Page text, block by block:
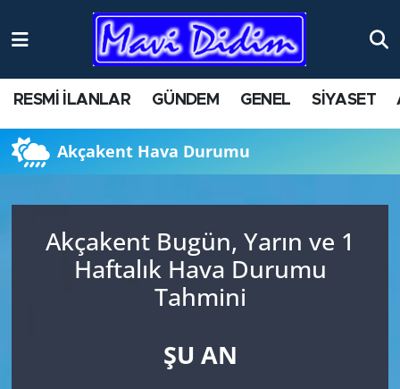
RESMİ İLANLAR GÜNDEM GENEL SİYASET
Akçakent Hava Durumu
Akçakent Bugün, Yarın ve 1
Haftalık Hava Durumu
Tahmini
ŞU AN
ANTİK YERLER
AYDIN
BİLİM VE TEKNOLOJİ
ÇEVRE
Nöbetçi Eczaneler
Namaz Vakitleri
Trafik Durumu
Süper Lig Puan Durumu ve Fikstür
Tüm Manşetler